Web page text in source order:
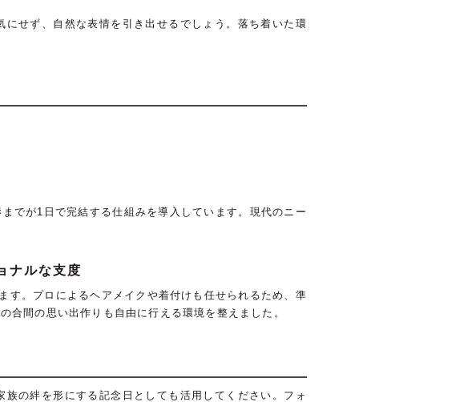
せず、自然な表情を引き出せるでしょう。落ち着いた環
でが1日で完結する仕組みを導入しています。現代のニー
ナルな支度
す。プロによるヘアメイクや着付けも任せられるため、準
合間の思い出作りも自由に行える環境を整えました。
の絆を形にする記念日としても活用してください。フォ